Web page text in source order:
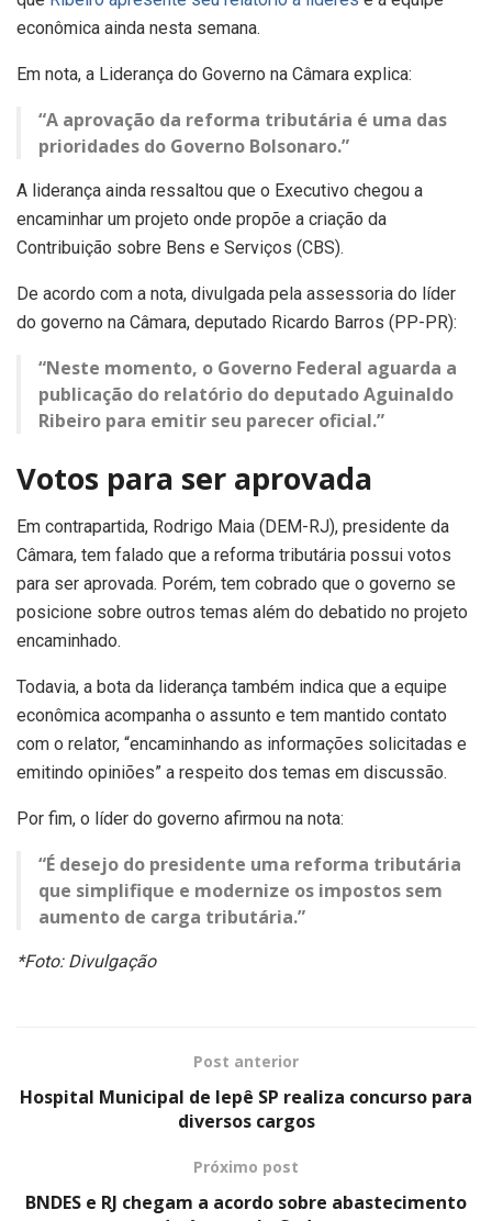
econômica ainda nesta semana.
Em nota, a Liderança do Governo na Câmara explica:
“A aprovação da reforma tributária é uma das
prioridades do Governo Bolsonaro.”
A liderança ainda ressaltou que o Executivo chegou a
encaminhar um projeto onde propõe a criação da
Contribuição sobre Bens e Serviços (CBS).
De acordo com a nota, divulgada pela assessoria do líder
do governo na Câmara, deputado Ricardo Barros (PP-PR):
“Neste momento, o Governo Federal aguarda a
publicação do relatório do deputado Aguinaldo
Ribeiro para emitir seu parecer oficial.”
Votos para ser aprovada
Em contrapartida, Rodrigo Maia (DEM-RJ), presidente da
Câmara, tem falado que a reforma tributária possui votos
para ser aprovada. Porém, tem cobrado que o governo se
posicione sobre outros temas além do debatido no projeto
encaminhado.
Todavia, a bota da liderança também indica que a equipe
econômica acompanha o assunto e tem mantido contato
com o relator, “encaminhando as informações solicitadas e
emitindo opiniões” a respeito dos temas em discussão.
Por fim, o líder do governo afirmou na nota:
“É desejo do presidente uma reforma tributária
que simplifique e modernize os impostos sem
aumento de carga tributária.”
*Foto: Divulgação
Post anterior
Hospital Municipal de Iepê SP realiza concurso para
diversos cargos
Próximo post
BNDES e RJ chegam a acordo sobre abastecimento